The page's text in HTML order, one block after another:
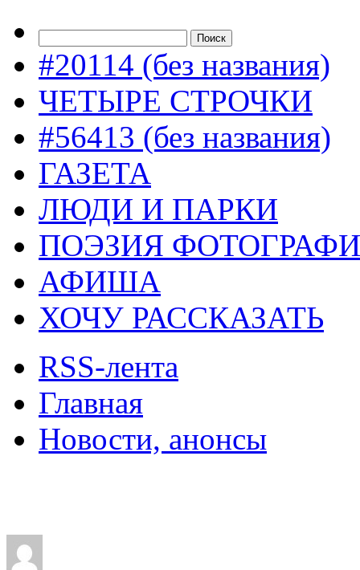
#20114 (без названия)
ЧЕТЫРЕ СТРОЧКИ
#56413 (без названия)
ГАЗЕТА
ЛЮДИ И ПАРКИ
ПОЭЗИЯ
АФИША
ХОЧУ РАССКАЗАТЬ
RSS-лента
Главная
Новости, анонсы